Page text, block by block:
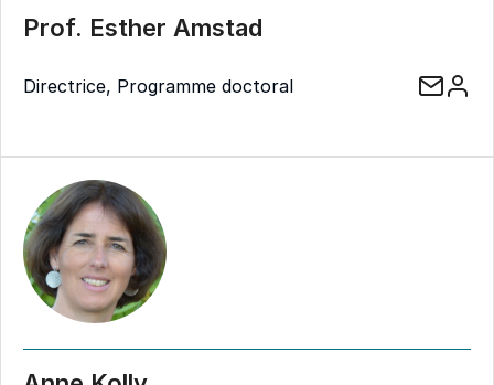
Prof. Esther Amstad
Directrice, Programme doctoral